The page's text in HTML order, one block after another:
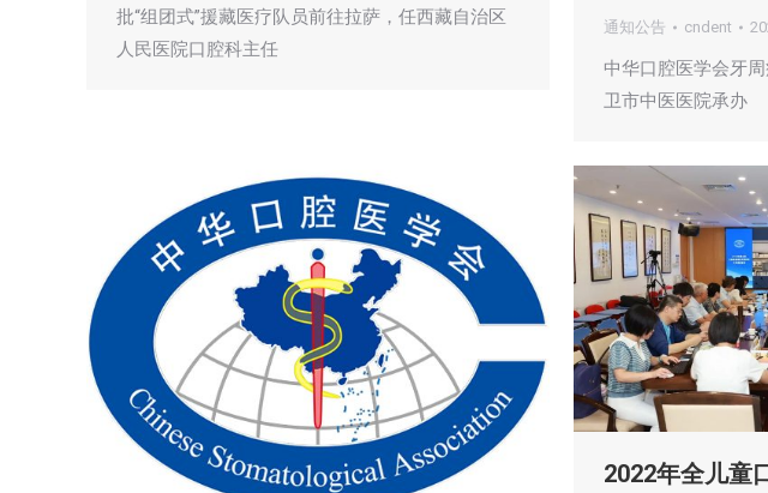
批“组团式”援藏医疗队员前往拉萨，任西藏自治区
人民医院口腔科主任
通知公告 cndent
中华口腔医学会牙
卫市中医医院承办
2022年全儿童